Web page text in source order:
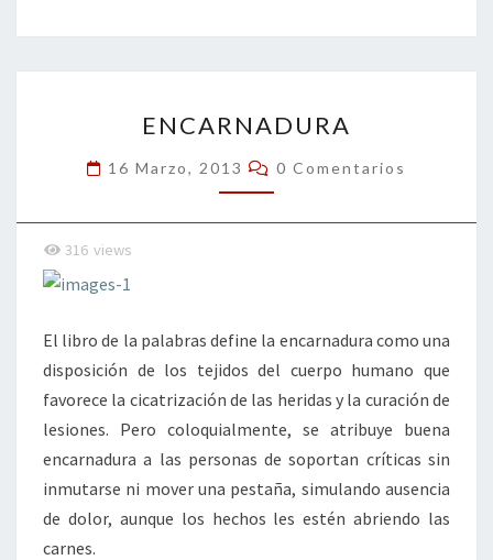
o
o
er dI
n
l
p
ar
tir
ENCARNADURA
16 Marzo, 2013 Comentarios
0 Comentarios
316 views
El libro de la palabras define la encarnadura como una
disposición de los tejidos del cuerpo humano que
favorece la cicatrización de las heridas y la curación de
lesiones. Pero coloquialmente, se atribuye buena
encarnadura a las personas de soportan críticas sin
inmutarse ni mover una pestaña, simulando ausencia
de dolor, aunque los hechos les estén abriendo las
carnes.